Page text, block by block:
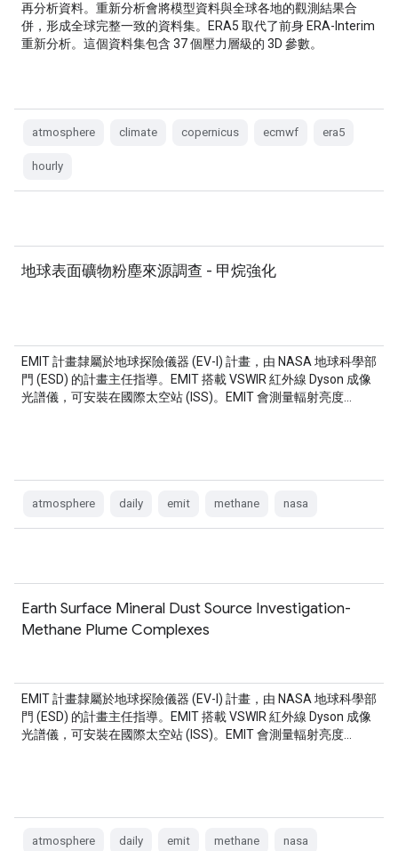
再分析資料。重新分析會將模型資料與全球各地的觀測結果合
併，形成全球完整一致的資料集。ERA5 取代了前身 ERA-Interim
重新分析。這個資料集包含 37 個壓力層級的 3D 參數。
atmosphere climate copernicus ecmwf era5
hourly
地球表面礦物粉塵來源調查 - 甲烷強化
EMIT 計畫隸屬於地球探險儀器 (EV-I) 計畫，由 NASA 地球科學部
門 (ESD) 的計畫主任指導。EMIT 搭載 VSWIR 紅外線 Dyson 成像
光譜儀，可安裝在國際太空站 (ISS)。EMIT 會測量輻射亮度…
atmosphere daily emit methane nasa
Earth Surface Mineral Dust Source Investigation-
Methane Plume Complexes
EMIT 計畫隸屬於地球探險儀器 (EV-I) 計畫，由 NASA 地球科學部
門 (ESD) 的計畫主任指導。EMIT 搭載 VSWIR 紅外線 Dyson 成像
光譜儀，可安裝在國際太空站 (ISS)。EMIT 會測量輻射亮度…
atmosphere daily emit methane nasa